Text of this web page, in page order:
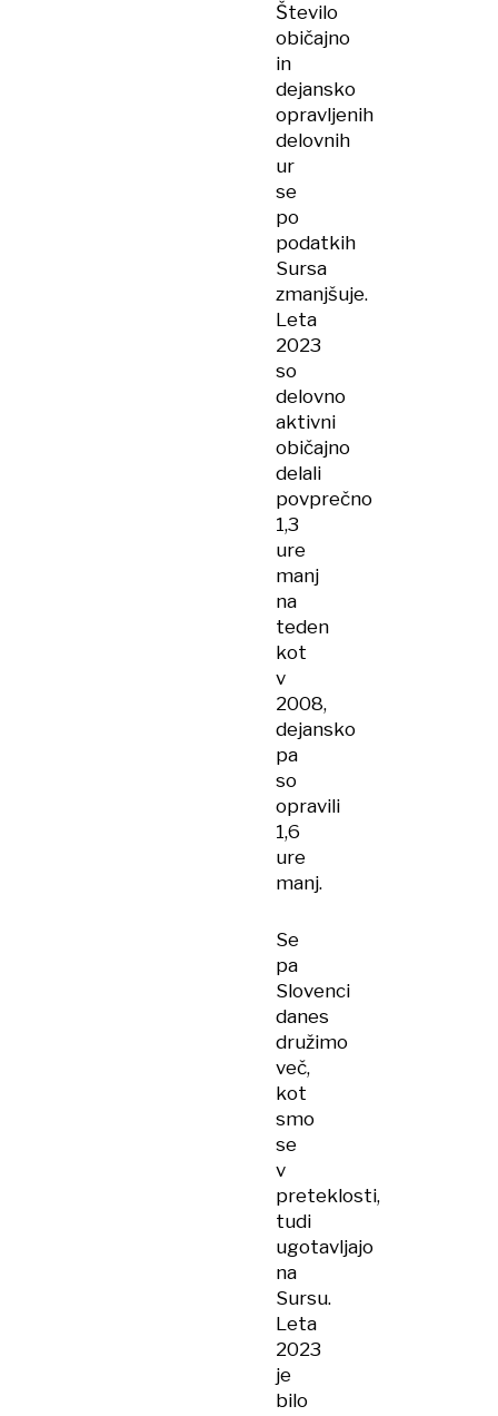
Število
običajno
in
dejansko
opravljenih
delovnih
ur
se
po
podatkih
Sursa
zmanjšuje.
Leta
2023
so
delovno
aktivni
običajno
delali
povprečno
1,3
ure
manj
na
teden
kot
v
2008,
dejansko
pa
so
opravili
1,6
ure
manj.
Se
pa
Slovenci
danes
družimo
več,
kot
smo
se
v
preteklosti,
tudi
ugotavljajo
na
Sursu.
Leta
2023
je
bilo